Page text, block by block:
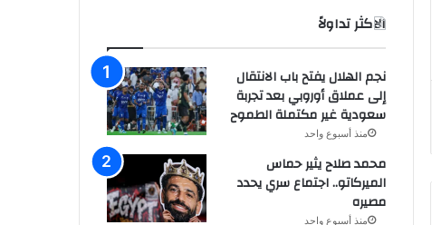
الاكثر تداولاً
نجم الهلال يفتح باب الانتقال
إلى عملاق أوروبي بعد تجربة
سعودية غير مكتملة الطموح
منذ أسبوع واحد
محمد صلاح يثير حماس
الميركاتو.. اجتماع سري يحدد
مصيره
منذ أسبوع واحد